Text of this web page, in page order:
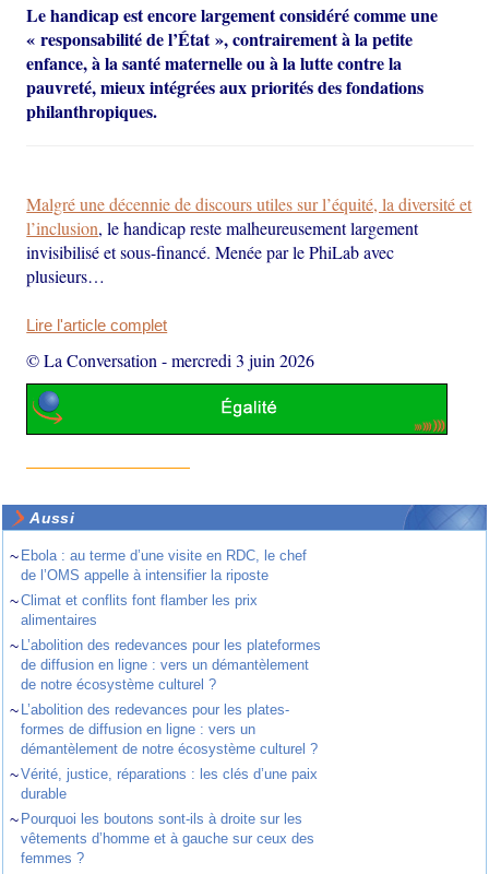
Le handicap est encore largement considéré comme une
« responsabilité de l’État », contrairement à la petite
enfance, à la santé maternelle ou à la lutte contre la
pauvreté, mieux intégrées aux priorités des fondations
philanthropiques.
Malgré une décennie de discours utiles sur l’équité, la diversité et
l’inclusion, le handicap reste malheureusement largement
invisibilisé et sous-financé. Menée par le PhiLab avec
plusieurs…
Lire l'article complet
© La Conversation -mercredi 3 juin 2026
Aussi
~ Ebola : au terme d’une visite en RDC, le chef
de l’OMS appelle à intensifier la riposte
~Climat et conflits font flamber les prix
alimentaires
~ L’abolition des redevances pour les plateformes
de diffusion en ligne : vers un démantèlement
de notre écosystème culturel ?
~ L’abolition des redevances pour les plates-
formes de diffusion en ligne : vers un
démantèlement de notre écosystème culturel ?
~Vérité, justice, réparations : les clés d’une paix
durable
~ Pourquoi les boutons sont-ils à droite sur les
vêtements d’homme et à gauche sur ceux des
femmes ?